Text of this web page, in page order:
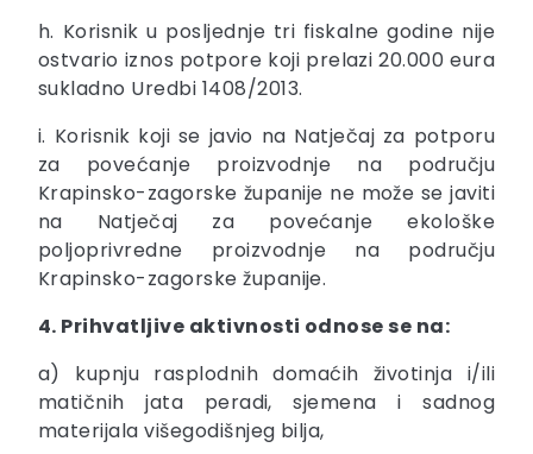
h. Korisnik u posljednje tri fiskalne godine nije
ostvario iznos potpore koji prelazi 20.000 eura
sukladno Uredbi 1408/2013.
i. Korisnik koji se javio na Natječaj za potporu
za povećanje proizvodnje na području
Krapinsko-zagorske županije ne može se javiti
na Natječaj za povećanje ekološke
poljoprivredne proizvodnje na području
Krapinsko-zagorske županije.
4. Prihvatljive aktivnosti odnose se na:
a) kupnju rasplodnih domaćih životinja i/ili
matičnih jata peradi, sjemena i sadnog
materijala višegodišnjeg bilja,